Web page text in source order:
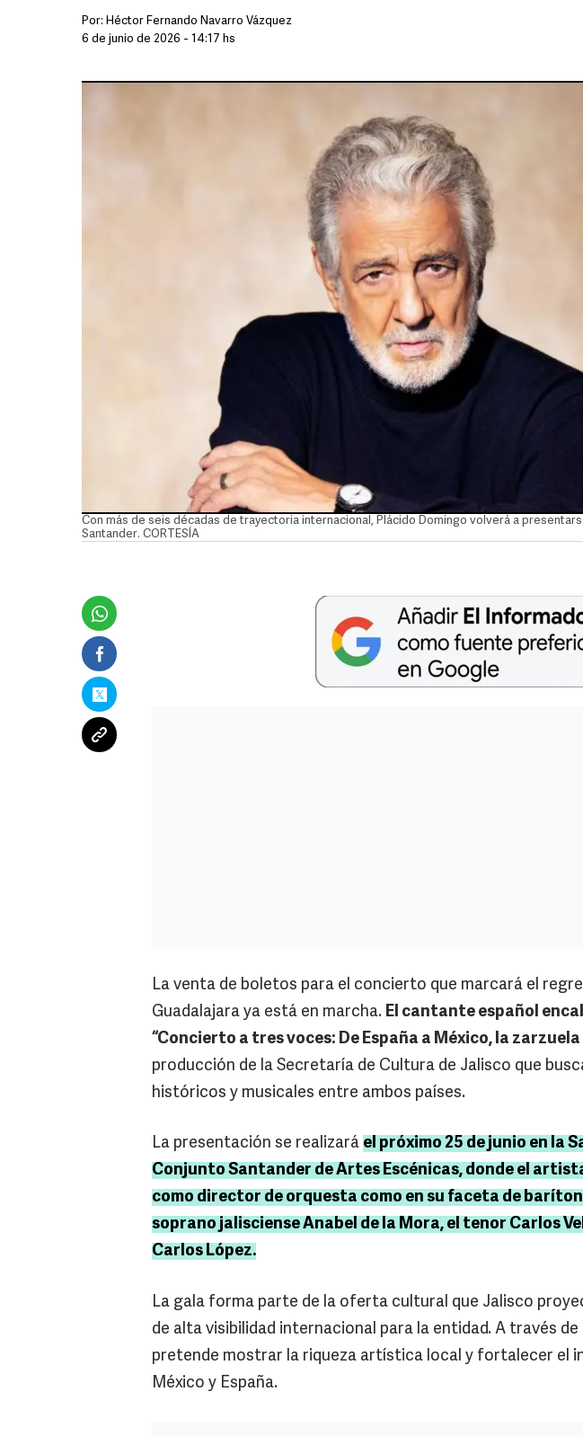
Por: Héctor Fernando Navarro Vázquez
6 de junio de 2026 - 14:17 hs
Con más de seis décadas de trayectoria internacional, Plácido Domingo volverá a
Santander. CORTESÍA
La venta de boletos para el concierto que marcará el
Guadalajara ya está en marcha. El cantante español
“Concierto a tres voces: De España a México, la zarzuela
producción de la Secretaría de Cultura de Jalisco que
históricos y musicales entre ambos países.
La presentación se realizará el próximo 25 de junio en la
Conjunto Santander de Artes Escénicas, donde el
como director de orquesta como en su faceta de
soprano jalisciense Anabel de la Mora, el tenor Carlos
Carlos López.
La gala forma parte de la oferta cultural que Jalisco
de alta visibilidad internacional para la entidad. A través
pretende mostrar la riqueza artística local y fortalecer el
México y España.